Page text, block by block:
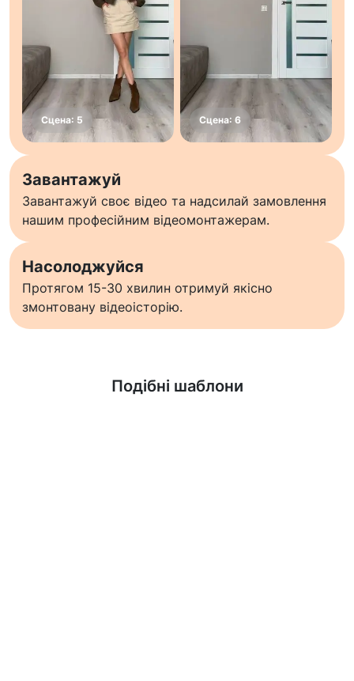
Завантажуй
Завантажуй своє відео та надсилай замовлення
нашим професійним відеомонтажерам.
Насолоджуйся
Протягом 15-30 хвилин отримуй якісно
змонтовану відеоісторію.
Подібні шаблони
Дізнатися більше